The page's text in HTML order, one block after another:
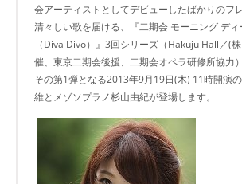
会アーティストとしてデビューしたばかりのフ
清々しい歌を届ける、『二期会 モーニング デ
（Diva Divo）』3回シリーズ（Hakuju Hall／(
催、東京二期会後援、二期会オペラ研修所協力
その第1弾となる2013年9月19日(木) 11時開演
維とメゾソプラノ杉山由紀が登場します。